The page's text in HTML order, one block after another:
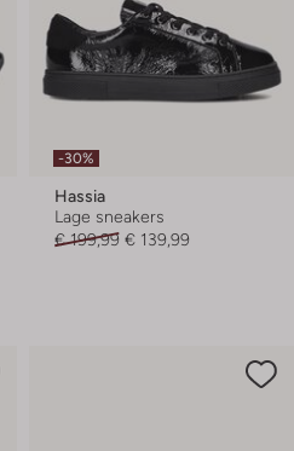
-30%
Hassia
Lage sneakers
€ 199,99 € 139,99